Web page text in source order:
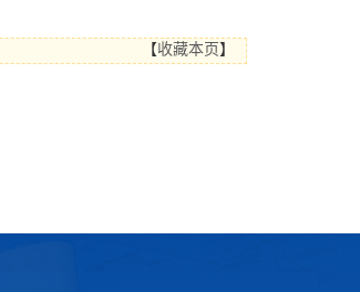
【收藏本页 】